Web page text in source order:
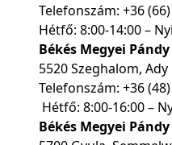
Telefonszám: +36
Hétfő: 8:00-14:00 –
Békés Megyei
5520 Szeghalom,
Telefonszám: +36
Hétfő: 8:00-16:00 –
Békés Megyei